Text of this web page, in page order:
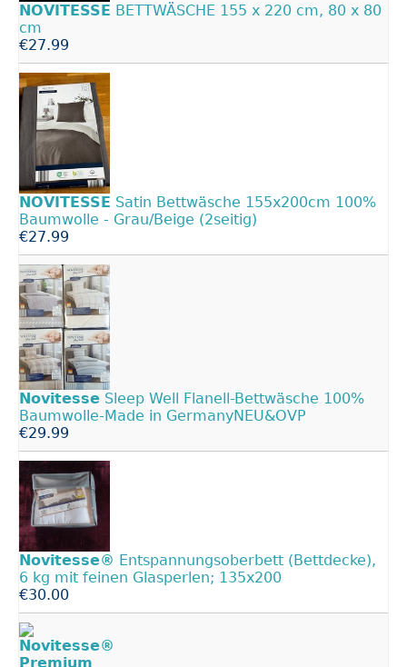
NOVITESSE BETTWÄSCHE 155 x 220 cm, 80 x 80
cm
€27.99
NOVITESSE Satin Bettwäsche 155x200cm 100%
Baumwolle - Grau/Beige (2seitig)
€27.99
Novitesse Sleep Well Flanell-Bettwäsche 100%
Baumwolle-Made in GermanyNEU&OVP
€29.99
Novitesse® Entspannungsoberbett (Bettdecke),
6 kg mit feinen Glasperlen; 135x200
€30.00